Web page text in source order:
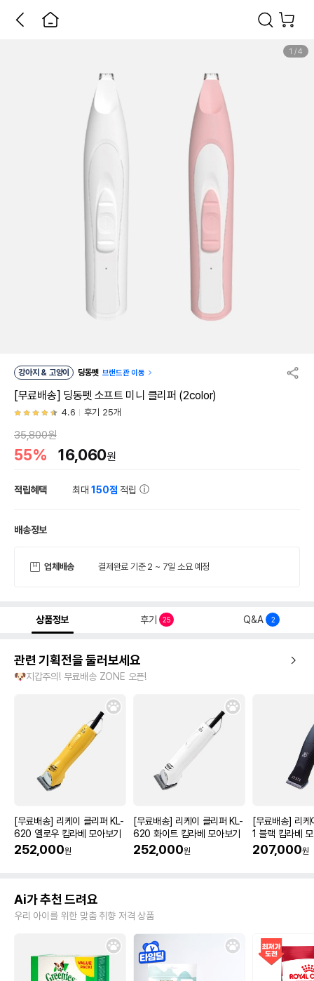
1 /4
강아지 & 고양이 딩동펫 브랜드관 이동
[무료배송] 딩동펫 소프트 미니 클리퍼 (2color)
4.6 후기 25개
35,800원
55% 16,060원
적립혜택 최대150점 적립
배송정보
업체배송 결제완료 기준 2 ~ 7일 소요 예정
상품정보 후기 25 Q&A 2
관련 기획전을 둘러보세요
🐶지갑주의! 무료배송 ZONE 오픈!
[무료배송] 리케이 클리퍼 KL-
620 옐로우 킴라베 모아보기
252,000원
[무료배송] 리케이 클리퍼 KL-
620 화이트 킴라베 모아보기
252,000원
[무료배송] 리
1 블랙 킴라베
207,000원
Ai가 추천 드려요
우리 아이를 위한 맞춤 취향 저격 상품